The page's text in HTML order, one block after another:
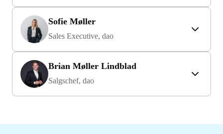
Sofie Møller
Sales Executive, dao
Brian Møller Lindblad
Salgschef, dao